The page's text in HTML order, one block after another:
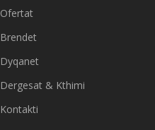
Ofertat
Brendet
Dyqanet
Dergesat & Kthimi
Kontakti